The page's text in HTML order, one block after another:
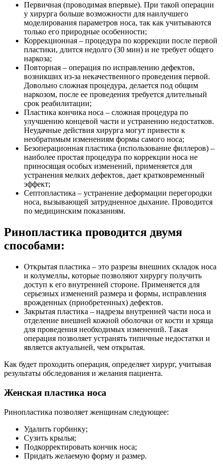
Первичная (проводимая впервые). При такой операции
у хирурга больше возможности для наилучшего
моделирования параметров носа, так как учитываются
только его природные особенности;
Коррекционная – процедура по коррекции после первой
пластики, длится недолго (30 мин) и не требует общего
наркоза;
Повторная – операция по исправлению дефектов,
возникших из-за некачественного проведения первой.
Довольно сложная процедура, делается под общим
наркозом, после ее проведения требуется длительный
срок реабилитации;
Пластика кончика носа – сложная процедура по
улучшению концевой части и устранению недостатков.
Неудачные действия хирурга могут привести к
необратимым изменениям формы самого носа;
Безоперационная пластика (использование филлеров) –
наиболее простая процедура по коррекции носа не
приносящая особых изменений, применяется для
устранения мелких дефектов, дает кратковременный
эффект;
Септопластика – устранение деформации перегородки
носа, вызывающей затрудненное дыхание. Проводится
по медицинским показаниям.
Ринопластика проводится двумя
способами:
Открытая пластика – это разрезы внешних складок носа
и колумеллы, которые позволяют хирургу получить
доступ к его внутренней стороне. Применяется для
серьезных изменений размера и формы, исправления
врожденных (приобретенных) дефектов.
Закрытая пластика – надрезы внутренней части носа и
отделение внешней кожной оболочки от кости и хряща
для проведения необходимых изменений. Такая
операция позволяет устранять типичные недостатки и
является актуальней, чем открытая.
Как будет проходить операция, определяет хирург, учитывая
результаты обследования и желания пациента.
Женская пластика носа
Ринопластика позволяет женщинам следующее:
Удалить горбинку;
Сузить крылья;
Подкорректировать кончик носа;
Придать желаемую форму и размер.